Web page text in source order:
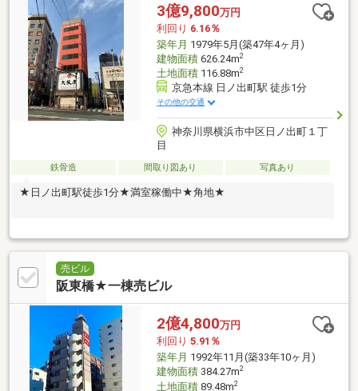
3億9,800万円
利回り 6.16％
築年月 1979年5月(築47年4ヶ月)
建物面積626.24m2
土地面積116.88m2
京急本線 日ノ出町駅 徒歩1分
その他の交通
神奈川県横浜市中区日ノ出町１丁
目
鉄骨造 間取り図あり 写真あり
★日ノ出町駅徒歩1分★満室稼働中★角地★
売ビル
阪東橋★一棟売ビル
2億4,800万円
利回り 5.91％
築年月 1992年11月(築33年10ヶ月)
建物面積384.27m2
土地面積89.48m2